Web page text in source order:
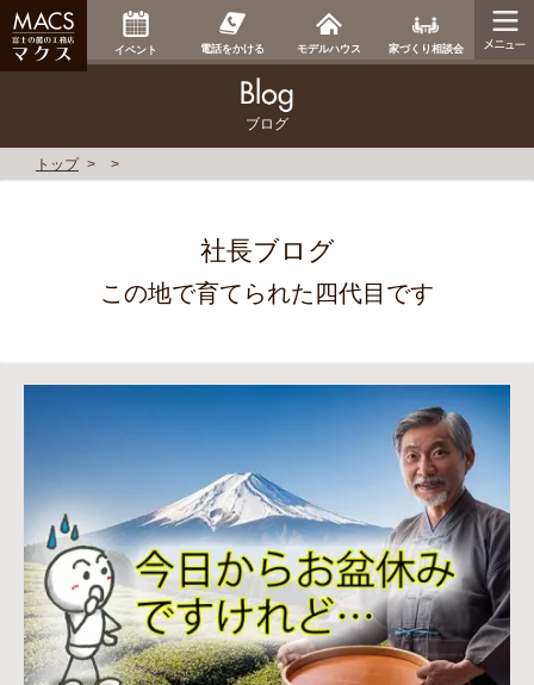
イベント 電話をかける モデルハウス 家づくり相談会
ブログ
トップ
社長ブログ
この地で育てられた四代目です